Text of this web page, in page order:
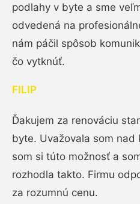
podlahy v byte a sme
odvedená na
nám páčil spôsob
čo vytknúť.
FILIP
Ďakujem za renováciu
byte. Uvažovala som nad
som si túto možnosť a
rozhodla takto. Firmu
za rozumnú cenu.